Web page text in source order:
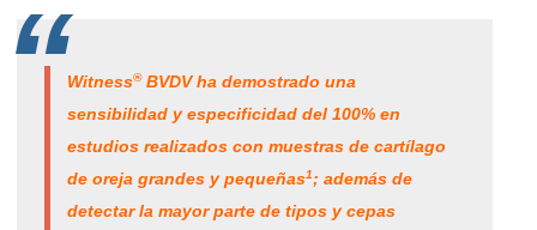
Witness®BVDV ha demostrado una
sensibilidad y especificidad del 100% en
estudios realizados con muestras de cartílago
de oreja grandes y pequeñas1; además de
detectar la mayor parte de tipos y cepas